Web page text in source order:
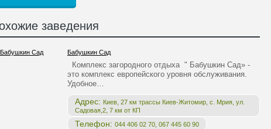
заведения
Бабушкин Сад
Комплекс загородного отдыха " Бабушкин Сад» -
это комплекс европейского уровня обслуживания.
Удобное…
Адрес: Киев, 27 км трассы Киев-Житомир, с. Мрия, ул.
Садовая,2, 7 км от КП
Телефон: 044 406 02 70, 067 445 60 90